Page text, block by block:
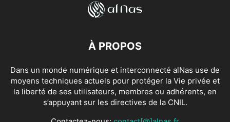
À PROPOS
Dans un monde numérique et interconnecté alNas use de
moyens techniques actuels pour protéger la Vie privée et
la liberté de ses utilisateurs, membres ou adhérents, en
s’appuyant sur les directives de la CNIL.